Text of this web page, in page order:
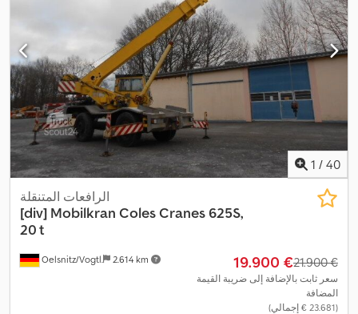
1 / 40
Oelsnitz/Vogtl. 2.614 km
الرافعات المتنقلة
[div] Mobilkran Coles Cranes 625S,
20 t
‏19.900 € ‏21.900 €
سعر ثابت بالإضافة إلى ضريبة القيمة
المضافة
(‏23.681 € إجمالي)